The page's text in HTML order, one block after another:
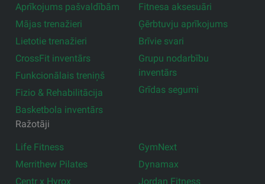
Aprīkojums pašvaldībām
Mājas trenažieri
Lietotie trenažieri
CrossFit inventārs
Funkcionālais treniņš
Fizio & Rehabilitācija
Basketbola inventārs
Fitnesa aksesuāri
Ģērbtuvju aprīkojums
Brīvie svari
Grupu nodarbību
inventārs
Grīdas segumi
Ražotāji
Life Fitness
Merrithew Pilates
Centr x Hyrox
GymNext
Dynamax
Jordan Fitness